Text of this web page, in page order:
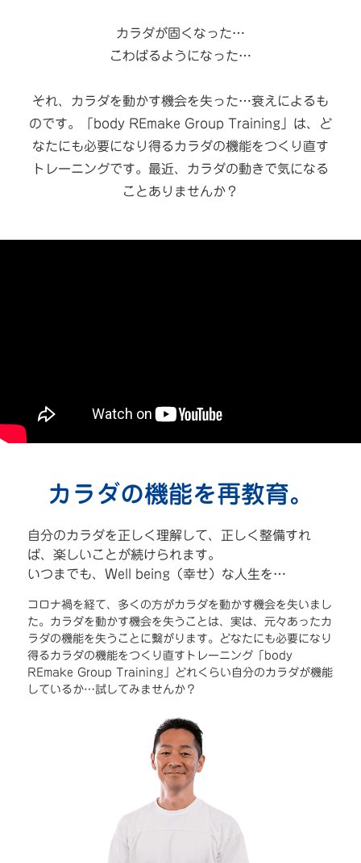
カラダが固くなった…
こわばるようになった…
それ、カラダを動かす機会を失った…衰えによるも
のです。
「body REmake Group Training」は、
ど
なたにも必要になり得るカラダの機能をつくり直す
トレーニングです。 最近、カラダの動きで気になる
ことありませんか？
カラダの機能を再教育。
自分のカラダを正しく理解して、正しく整備すれ
ば、楽しいことが続けられます。
いつまでも、Well being（幸せ）な人生を…
コロナ禍を経て、多くの方がカラダを動かす機会を失いまし
た。カラダを動かす機会を失うことは、実は、元々あったカ
ラダの機能を失うことに繋がります。どなたにも必要になり
得るカラダの機能をつくり直すトレーニング「body
REmake Group Training」どれくらい自分のカラダが機能
しているか…試してみませんか？